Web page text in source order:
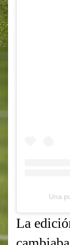
Una
La